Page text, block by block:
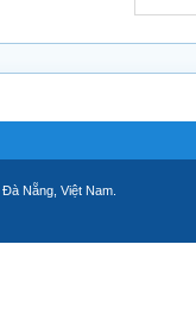
Nẵng, Việt Nam.